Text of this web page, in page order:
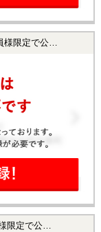
で公開中！】
公開中！】